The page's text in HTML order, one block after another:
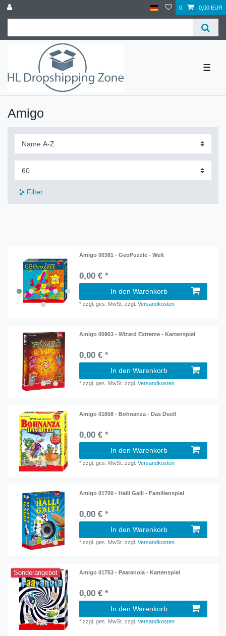
0 0,00 EUR
☰
Amigo
Filter
Amigo 00381 - GeoPuzzle - Welt
0,00 € *
In den Warenkorb
*zzgl. ges. MwSt. zzgl.Versandkosten
Amigo 00903 - Wizard Extreme - Kartenspiel
0,00 € *
In den Warenkorb
*zzgl. ges. MwSt. zzgl.Versandkosten
Amigo 01658 - Bohnanza - Das Duell
0,00 € *
In den Warenkorb
*zzgl. ges. MwSt. zzgl.Versandkosten
Amigo 01700 - Halli Galli - Familienspiel
0,00 € *
In den Warenkorb
*zzgl. ges. MwSt. zzgl.Versandkosten
Sonderangebot Amigo 01753 - Paaranoia - Kartenspiel
0,00 € *
In den Warenkorb
*zzgl. ges. MwSt. zzgl.Versandkosten